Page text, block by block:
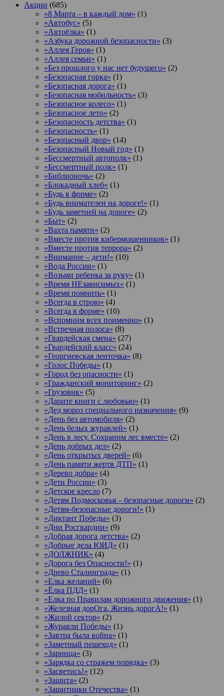
Акции (685)
«8 Марта – в каждый дом» (1)
«Автобус» (5)
«Автоёлка» (1)
«Азбука дорожной безопасности» (3)
«Аллея Героя» (1)
«Аллея семьи» (1)
«Без прошлого у нас нет будущего» (2)
«Безопасная горка» (1)
«Безопасная дорога» (1)
«Безопасная мобильность» (3)
«Безопасное колесо» (1)
«Безопасное лето» (2)
«Безопасность детства» (1)
«Безопасность» (1)
«Безопасный двор» (14)
«Безопасный Новый год» (1)
«Бессмертный автополк» (1)
«Бессмертный полк» (1)
«Библионочь» (2)
«Блокадный хлеб» (1)
«Будь в форме» (2)
«Будь внимателен на дороге!» (1)
«Будь заметней на дороге» (2)
«Быт» (2)
«Вахта памяти» (2)
«Вместе против кибермошенников» (1)
«Вместе против террора» (2)
«Внимание – дети!» (10)
«Вода России» (1)
«Возьми ребенка за руку» (1)
«Время НЕзависимых» (1)
«Время помнить» (1)
«Всегда в строю» (4)
«Всегда в форме» (10)
«Вспомним всех поименно» (1)
«Встречная полоса» (8)
«Гвардейская смена» (27)
«Гвардейский класс» (24)
«Георгиевская ленточка» (8)
«Голос Победы» (1)
«Город без опасности» (1)
«Гражданский мониторинг» (2)
«Грузовик» (5)
«Дарите книги с любовью» (1)
«Дед мороз специального назначения» (9)
«День без автомобиля» (2)
«День белых журавлей» (1)
«День в лесу. Сохраним лес вместе» (2)
«День добрых дел» (2)
«День открытых дверей» (6)
«День памяти жертв ДТП» (1)
«Дерево добра» (4)
«Дети России» (3)
«Детское кресло (7)
«Детям Подмосковья – безопасные дороги» (2)
«Детям-безопасные дороги!» (1)
«Диктант Победы» (3)
«Дни Росгвардии» (9)
«Добрая дорога детства» (2)
«Добрые дела ЮИД» (1)
«ДОЛЖНИК» (4)
«Дорога без Опасности!» (1)
«Древо Сталинграда» (1)
«Елка желаний» (6)
«Ёлка ПДД» (1)
«Елка по Правилам дорожного движения» (1)
«Железная дорОга. Жизнь дорогА!» (1)
«Жилой сектор» (2)
«Журавли Победы» (1)
«Завтра была война» (1)
«Заметный пешеход» (1)
«Зарница» (3)
«Зарядка со стражем порядка» (3)
«Засветись!» (12)
«Защита» (2)
«Защитники Отечества» (1)